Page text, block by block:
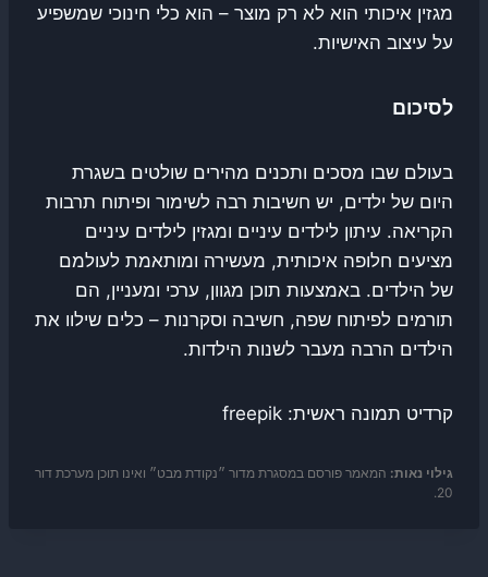
מגזין איכותי הוא לא רק מוצר – הוא כלי חינוכי שמשפיע
על עיצוב האישיות.
לסיכום
בעולם שבו מסכים ותכנים מהירים שולטים בשגרת
היום של ילדים, יש חשיבות רבה לשימור ופיתוח תרבות
הקריאה. עיתון לילדים עיניים ומגזין לילדים עיניים
מציעים חלופה איכותית, מעשירה ומותאמת לעולמם
של הילדים. באמצעות תוכן מגוון, ערכי ומעניין, הם
תורמים לפיתוח שפה, חשיבה וסקרנות – כלים שילוו את
הילדים הרבה מעבר לשנות הילדות.
קרדיט תמונה ראשית: freepik
גילוי נאות: המאמר פורסם במסגרת מדור ״נקודת מבט״ ואינו תוכן מערכת דור
20.